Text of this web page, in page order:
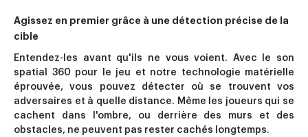
Agissez en premier grâce à une détection précise de la
cible
Entendez-les avant qu'ils ne vous voient. Avec le son
spatial 360 pour le jeu et notre technologie matérielle
éprouvée, vous pouvez détecter où se trouvent vos
adversaires et à quelle distance. Même les joueurs qui se
cachent dans l'ombre, ou derrière des murs et des
obstacles, ne peuvent pas rester cachés longtemps.